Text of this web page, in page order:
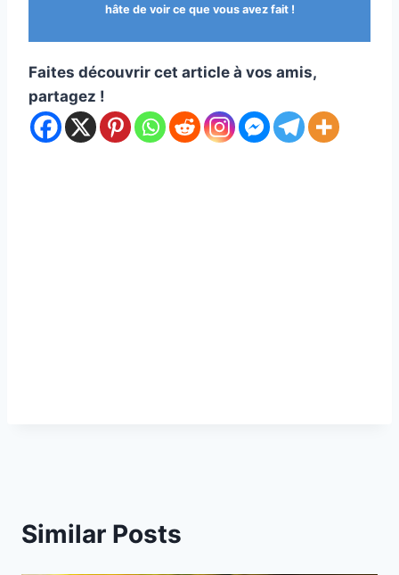
hâte de voir ce que vous avez fait !
Faites découvrir cet article à vos amis,
partagez !
Similar Posts